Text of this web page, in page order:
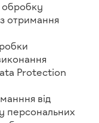
обробку
отримання
Protection
від
персональних